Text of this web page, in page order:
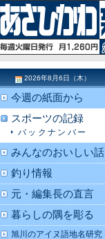
2026年8月6日（木）
今週の紙面から
スポーツの記録
バックナンバー
みんなのおいしい話
釣り情報
元・編集長の直言
暮らしの隅を彫る
旭川のアイヌ語地名研究